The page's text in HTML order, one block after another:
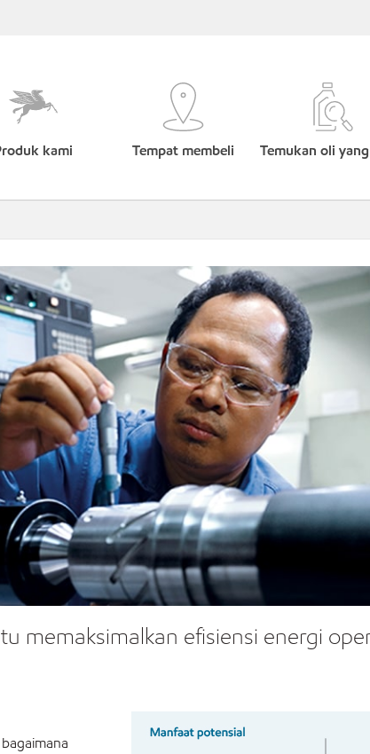
kami Tempat membeli Temukan oli
memaksimalkan efisiensi energi